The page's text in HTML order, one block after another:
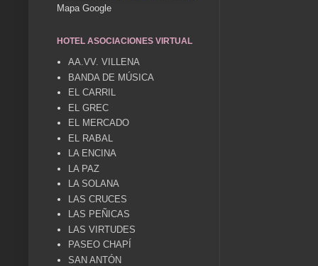
Mapa Google
HOTEL ASOCIACIONES VIRTUAL
AA.VV. VILLENA
BANDA DE MÚSICA
EL CARRIL
EL GREC
EL MERCADO
EL RABAL
LA ENCINA
LA PAZ
LA SOLANA
LAS CRUCES
LAS PEÑICAS
LAS VIRTUDES
PASEO CHAPÍ
SAN ANTÓN